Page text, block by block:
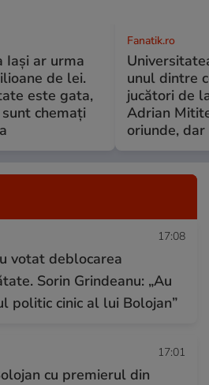
Iași ar urma
de lei.
este gata,
chemați
Fanatik.ro
unul dintre
jucători de
Adrian
oriunde, dar
17:08
votat deblocarea
Sorin Grindeanu: „Au
politic cinic al lui Bolojan”
17:01
cu premierul din